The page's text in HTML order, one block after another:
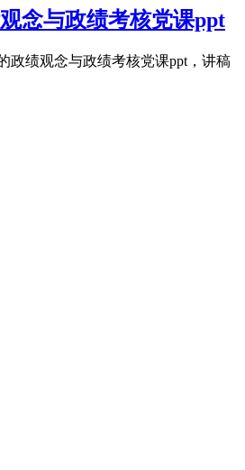
念与政绩考核党课ppt
政绩观念与政绩考核党课ppt，讲稿